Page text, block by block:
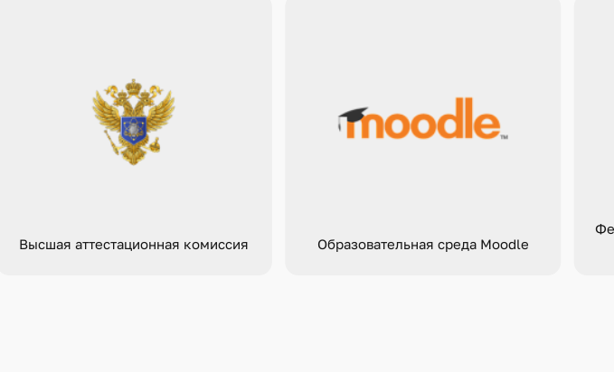
Высшая аттестационная комиссия Образовательная среда Moodle